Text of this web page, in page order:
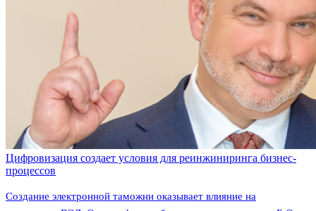
Цифровизация создает условия для реинжиниринга бизнес-
процессов
Создание электронной таможни оказывает влияние на